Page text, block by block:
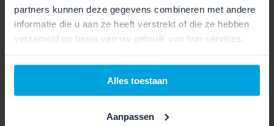
partners kunnen deze gegevens combineren met andere
informatie die u aan ze heeft verstrekt of die ze hebben
verzameld op basis van uw gebruik van hun services.
Alles toestaan
Aanpassen
Rem achter : BR-MT420, Hydr. Disc
Brake (180)
XT
Direct Attach